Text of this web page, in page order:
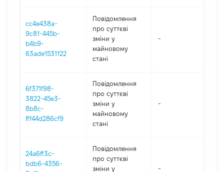
cc4e438a-
9c81-445b-
b4b9-
63ade1531122
Повідомлення
про суттєві
зміни y
майновому
стані
-
6f371f98-
3822-45e3-
8b8c-
fff44d286cf9
Повідомлення
про суттєві
зміни y
майновому
стані
-
24a6ff3c-
bdb6-4356-
Повідомлення
про суттєві
зміни y
-